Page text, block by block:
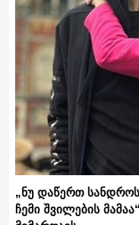
„ნუ დაწერთ
ჩემი შვილების